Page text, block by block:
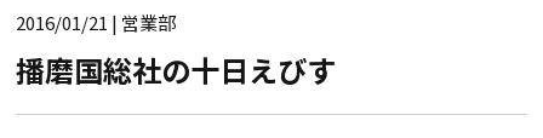
来店予約
HOME
2016/01/21 | 営業部
播磨国総社の十日えびす